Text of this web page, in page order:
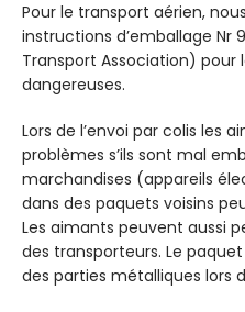
Pour le transport aérien,
instructions d’emballage Nr
Transport Association) pour
dangereuses.
Lors de l’envoi par colis les
problèmes s’ils sont mal
marchandises (appareils
dans des paquets voisins
Les aimants peuvent aussi
des transporteurs. Le
des parties métalliques lors